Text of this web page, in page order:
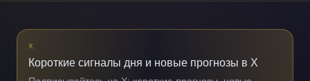
X
Короткие сигналы дня и новые прогнозы в X